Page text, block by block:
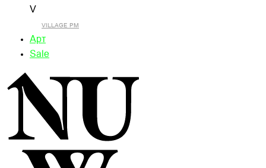
V
VILLAGE PM
Арт
Sale